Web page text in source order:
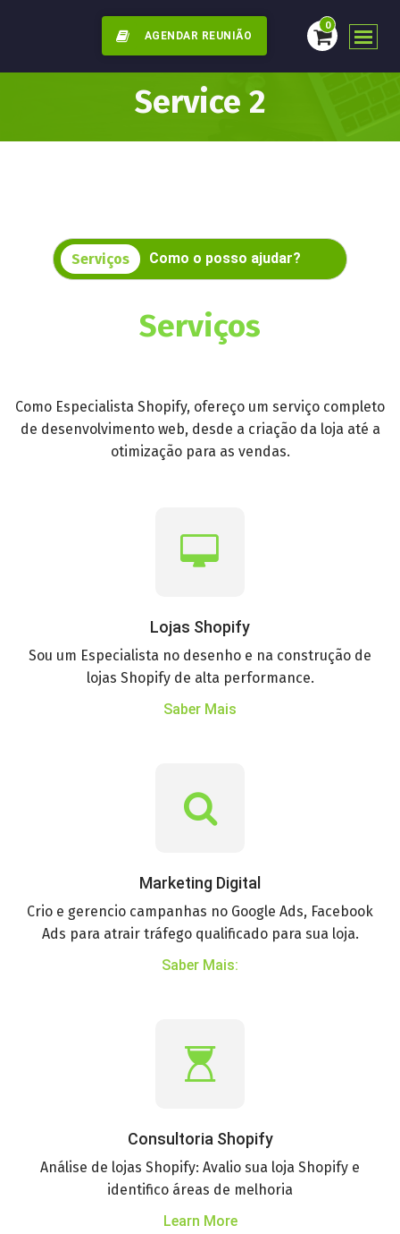
0
AGENDAR REUNIÃO
Service 2
Serviços Como o posso ajudar?
Serviços
Como Especialista Shopify, ofereço um serviço completo
de desenvolvimento web, desde a criação da loja até a
otimização para as vendas.
Lojas Shopify
Sou um Especialista no desenho e na construção de
lojas Shopify de alta performance.
Saber Mais
Marketing Digital
Crio e gerencio campanhas no Google Ads, Facebook
Ads para atrair tráfego qualificado para sua loja.
Saber Mais:
Consultoria Shopify
Análise de lojas Shopify: Avalio sua loja Shopify e
identifico áreas de melhoria
Learn More